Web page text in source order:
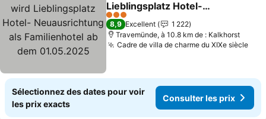
Lieblingsplatz Hotel-
Neuausrichtung als
Familienhotel ab dem
01.05.2025
Consulter les prix
3 Étoiles
8,9 Excellent
1 222
Travemünde, à 10.8 km de : Kalkhorst
Cadre de villa de charme du XIXe siècle
Sélectionnez des dates pour voir
les prix exacts
Consulter les prix